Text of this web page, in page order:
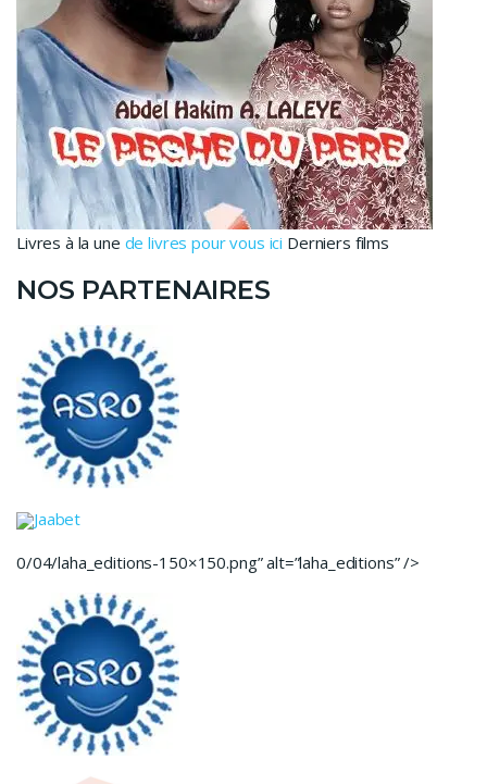
Livres à la une de livres pour vous ici Derniers films
NOS PARTENAIRES
Jaabet
0/04/laha_editions-150×150.png” alt=”laha_editions” />